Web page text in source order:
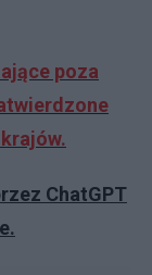
poza
ChatGPT